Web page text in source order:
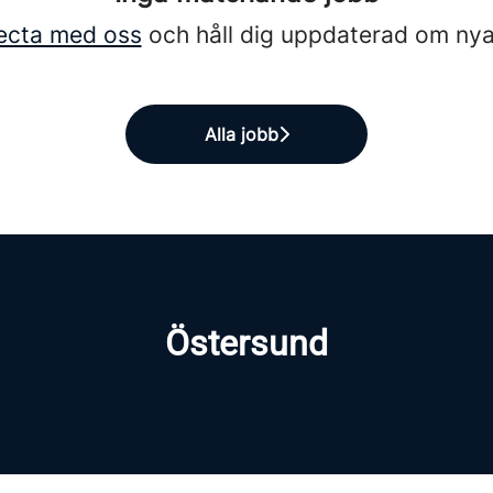
med oss och håll dig uppdaterad om
Alla jobb
Östersund